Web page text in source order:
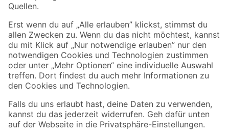
Sicher einkaufen
Jetzt die toom-App herunterladen
Alle Preisangaben in EUR inkl. gesetzl. MwSt.. Die dargestellten Angebote sind unter
Umständen nicht in allen Märkten verfügbar. Die angegebenen Verfügbarkeiten beziehen